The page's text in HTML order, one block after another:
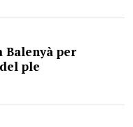
Balenyà per
ple